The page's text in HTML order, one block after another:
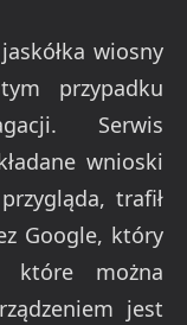
wiosny
przypadku
Serwis
wnioski
trafił
Google, który
które można
jest